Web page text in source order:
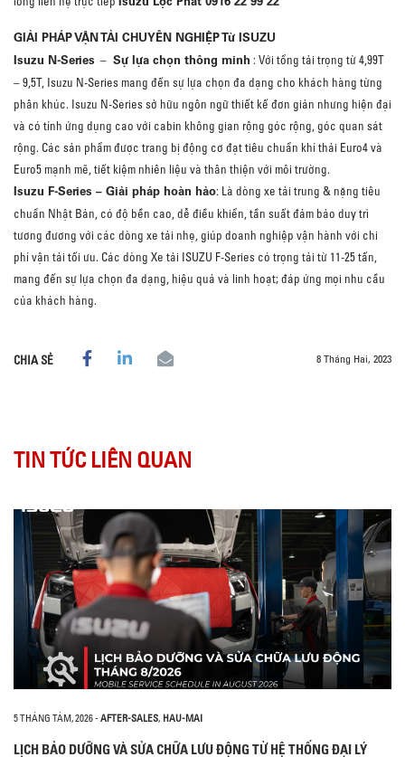
GIẢI PHÁP VẬN TẢI CHUYÊN NGHIỆP Từ ISUZU
Isuzu N-Series – Sự lựa chọn thông minh : Với tổng tải trọng từ 4,99T
– 9,5T, Isuzu N-Series mang đến sự lựa chọn đa dạng cho khách hàng từng
phân khúc. Isuzu N-Series sở hữu ngôn ngữ thiết kế đơn giản nhưng hiện đại
và có tính ứng dụng cao với cabin không gian rộng góc rộng, góc quan sát
rộng. Các sản phẩm được trang bị động cơ đạt tiêu chuẩn khí thải Euro4 và
Euro5 mạnh mẽ, tiết kiệm nhiên liệu và thân thiện với môi trường.
Isuzu F-Series – Giải pháp hoàn hảo: Là dòng xe tải trung & nặng tiêu
chuẩn Nhật Bản, có độ bền cao, dễ điều khiển, tần suất đảm bảo duy trì
tương đương với các dòng xe tải nhẹ, giúp doanh nghiệp vận hành với chi
phí vận tải tối ưu. Các dòng Xe tải ISUZU F-Series có trọng tải từ 11-25 tấn,
mang đến sự lựa chọn đa dạng, hiệu quả và linh hoạt;đáp ứng mọi nhu cầu
của khách hàng.
CHIA SẺ 8 Tháng Hai, 2023
TIN TỨC LIÊN QUAN
5 THÁNG TÁM, 2026- AFTER-SALES, HAU-MAI
LỊCH BẢO DƯỠNG VÀ SỬA CHỮA LƯU ĐỘNG TỪ HỆ THỐNG ĐẠI LÝ